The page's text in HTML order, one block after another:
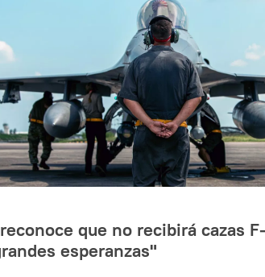
que no recibirá cazas
esperanzas"